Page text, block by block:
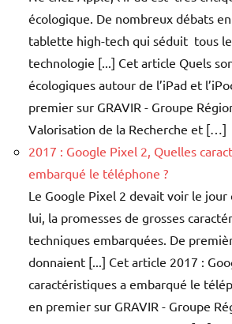
écologique. De nombreux débats
tablette high-tech qui séduit tous
technologie [...] Cet article Quels
écologiques autour de l’iPad et
premier sur GRAVIR - Groupe
Valorisation de la Recherche et […]
2017 : Google Pixel 2, Quelles
embarqué le téléphone ?
Le Google Pixel 2 devait voir le jour
lui, la promesses de grosses
techniques embarquées. De
donnaient [...] Cet article 2017 :
caractéristiques a embarqué le
en premier sur GRAVIR - Groupe